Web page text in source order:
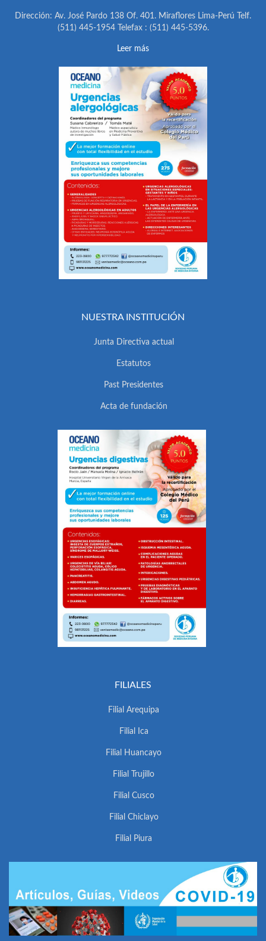
Dirección: Av. José Pardo 138 Of. 401. Miraflores Lima-Perú Telf.
(511) 445-1954 Telefax : (511) 445-5396.
Leer más
NUESTRA INSTITUCIÓN
Junta Directiva actual
Estatutos
Past Presidentes
Acta de fundación
FILIALES
Filial Arequipa
Filial Ica
Filial Huancayo
Filial Trujillo
Filial Cusco
Filial Chiclayo
Filial Piura